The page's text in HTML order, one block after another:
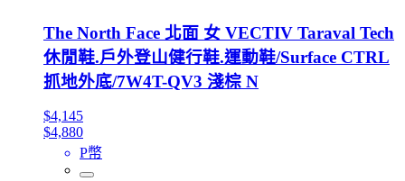
The North Face 北面 女 VECTIV Taraval Tech
休閒鞋.戶外登山健行鞋.運動鞋/Surface CTRL
抓地外底/7W4T-QV3 淺棕 N
$4,145
$4,880
P幣